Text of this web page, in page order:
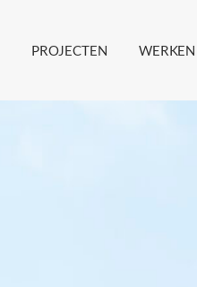
PROJECTEN